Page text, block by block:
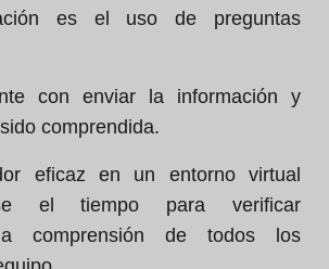
es el uso de preguntas
con enviar la información y
comprendida.
eficaz en un entorno virtual
el tiempo para verificar
comprensión de todos los